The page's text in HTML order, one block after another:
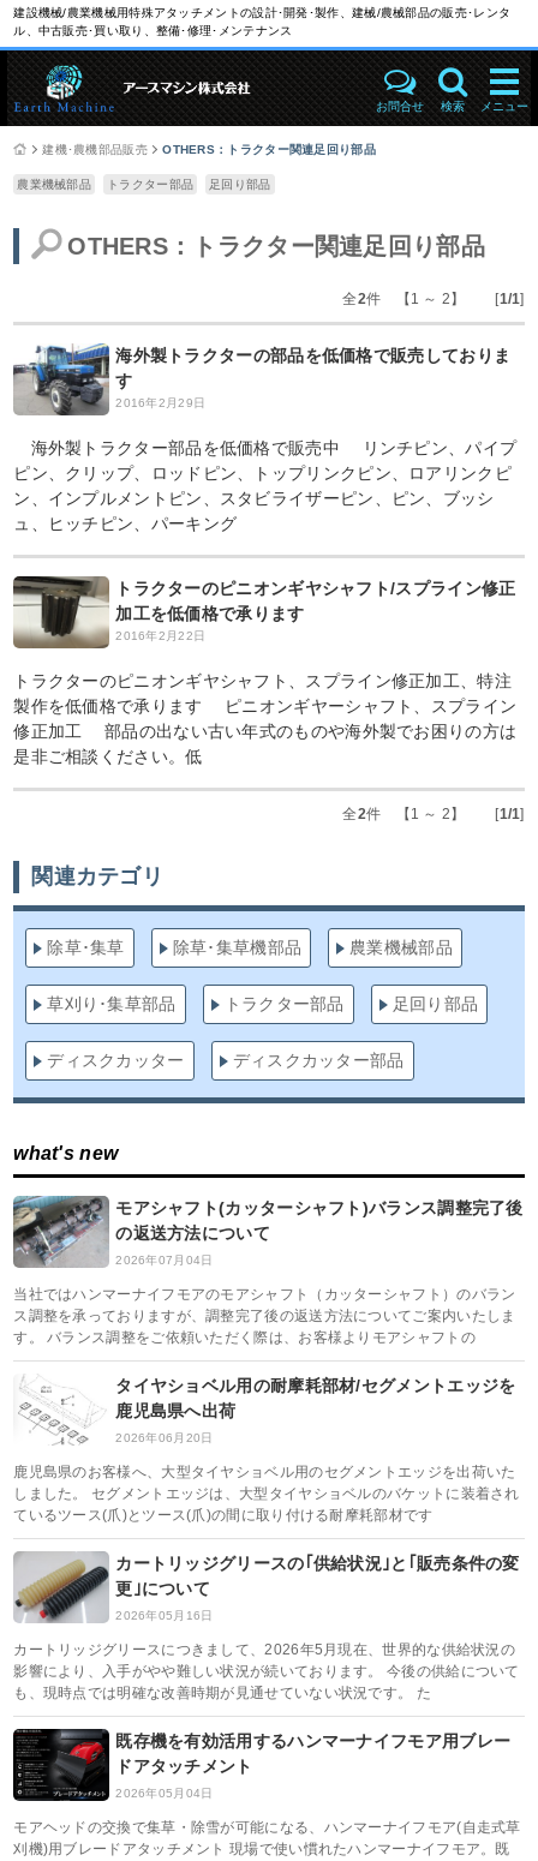
建設機械/農業機械用特殊アタッチメントの設計･開発･製作、建械/農械部品の販売･レンタ
ル、中古販売･買い取り、整備･修理･メンテナンス
お問合せ 検索 メニュー
建機･農機部品販売 OTHERS：トラクター関連足回り部品
農業機械部品 トラクター部品 足回り部品
OTHERS：トラクター関連足回り部品
全2件 【1 ～ 2】 [1/1]
海外製トラクターの部品を低価格で販売しておりま
す
2016年2月29日
海外製トラクター部品を低価格で販売中 リンチピン、パイプ
ピン、クリップ、ロッドピン、トップリンクピン、ロアリンクピ
ン、インプルメントピン、スタビライザーピン、ピン、ブッシ
ュ、ヒッチピン、パーキング
トラクターのピニオンギヤシャフト/スプライン修正
加工を低価格で承ります
2016年2月22日
トラクターのピニオンギヤシャフト、スプライン修正加工、特注
製作を低価格で承ります ピニオンギヤーシャフト、スプライン
修正加工 部品の出ない古い年式のものや海外製でお困りの方は
是非ご相談ください。低
全2件 【1 ～ 2】 [1/1]
関連カテゴリ
除草･集草 除草･集草機部品 農業機械部品
草刈り･集草部品 トラクター部品 足回り部品
ディスクカッター ディスクカッター部品
what's new
モアシャフト(カッターシャフト)バランス調整完了後
の返送方法について
2026年07月04日
当社ではハンマーナイフモアのモアシャフト（カッターシャフト）のバラン
ス調整を承っておりますが、調整完了後の返送方法についてご案内いたしま
す。 バランス調整をご依頼いただく際は、お客様よりモアシャフトの
タイヤショベル用の耐摩耗部材/セグメントエッジを
鹿児島県へ出荷
2026年06月20日
鹿児島県のお客様へ、大型タイヤショベル用のセグメントエッジを出荷いた
しました。 セグメントエッジは、大型タイヤショベルのバケットに装着され
ているツース(爪)とツース(爪)の間に取り付ける耐摩耗部材です
カートリッジグリースの｢供給状況｣と｢販売条件の変
更｣について
2026年05月16日
カートリッジグリースにつきまして、2026年5月現在、世界的な供給状況の
影響により、入手がやや難しい状況が続いております。 今後の供給について
も、現時点では明確な改善時期が見通せていない状況です。 た
既存機を有効活用するハンマーナイフモア用ブレー
ドアタッチメント
2026年05月04日
モアヘッドの交換で集草・除雪が可能になる、ハンマーナイフモア(自走式草
刈機)用ブレードアタッチメント 現場で使い慣れたハンマーナイフモア。既